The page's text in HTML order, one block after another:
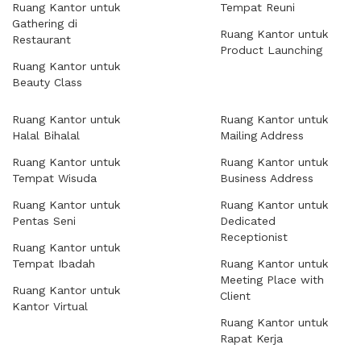
Ruang Kantor untuk
Gathering di
Restaurant
Ruang Kantor untuk
Beauty Class
Tempat Reuni
Ruang Kantor untuk
Product Launching
Ruang Kantor untuk
Halal Bihalal
Ruang Kantor untuk
Tempat Wisuda
Ruang Kantor untuk
Pentas Seni
Ruang Kantor untuk
Tempat Ibadah
Ruang Kantor untuk
Kantor Virtual
Ruang Kantor untuk
Mailing Address
Ruang Kantor untuk
Business Address
Ruang Kantor untuk
Dedicated
Receptionist
Ruang Kantor untuk
Meeting Place with
Client
Ruang Kantor untuk
Rapat Kerja